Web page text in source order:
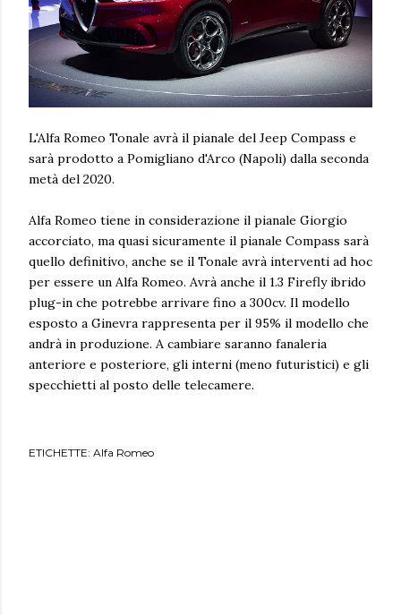
L'Alfa Romeo Tonale avrà il pianale del Jeep Compass e
sarà prodotto a Pomigliano d'Arco (Napoli) dalla seconda
metà del 2020.
Alfa Romeo tiene in considerazione il pianale Giorgio
accorciato, ma quasi sicuramente il pianale Compass sarà
quello definitivo, anche se il Tonale avrà interventi ad hoc
per essere un Alfa Romeo. Avrà anche il 1.3 Firefly ibrido
plug-in che potrebbe arrivare fino a 300cv. Il modello
esposto a Ginevra rappresenta per il 95% il modello che
andrà in produzione. A cambiare saranno fanaleria
anteriore e posteriore, gli interni (meno futuristici) e gli
specchietti al posto delle telecamere.
ETICHETTE: Alfa Romeo